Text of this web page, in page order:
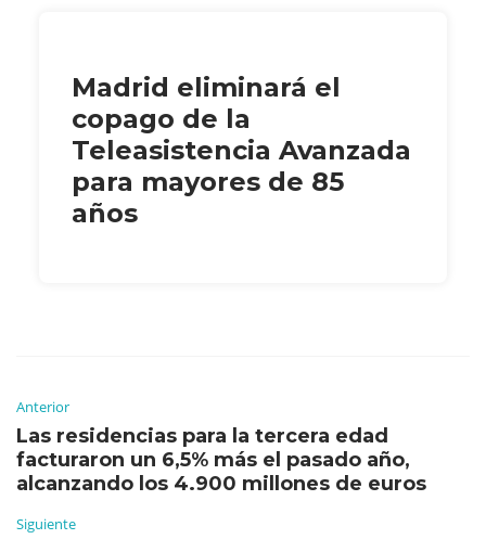
Madrid eliminará el
copago de la
Teleasistencia Avanzada
para mayores de 85
años
Anterior
Las residencias para la tercera edad
facturaron un 6,5% más el pasado año,
alcanzando los 4.900 millones de euros
Siguiente